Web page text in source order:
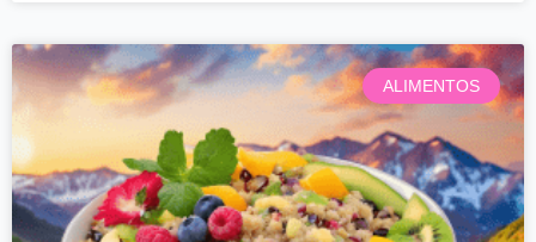
ALIMENTOS